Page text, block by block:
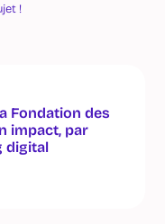
!
Fondation des
impact, par
digital